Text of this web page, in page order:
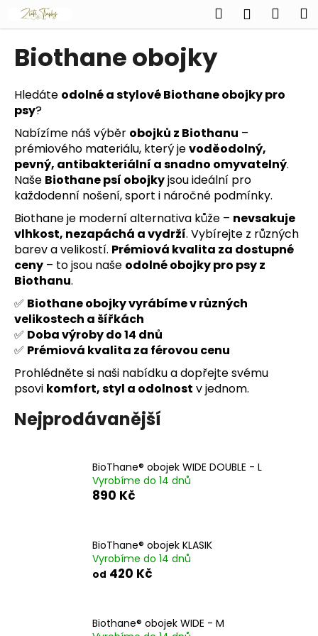
Přejít
obsah
Hledat
Biothane obojky
Hledáte odolné a stylové Biothane obojky pro
psy?
Nabízíme náš výběr obojků z Biothanu –
prémiového materiálu, který jevoděodolný,
pevný, antibakteriální a snadno omyvatelný.
Naše Biothane psí obojkyjsou ideální pro
každodenní nošení, sport i náročné podmínky.
Biothane je moderní alternativa kůže – nevsakuje
vlhkost, nezapáchá a vydrží. Vybírejte z různých
barev a velikostí. Prémiová kvalita za dostupné
ceny – to jsou naše odolné obojky pro psy z
Biothanu.
✅ Biothane obojky vyrábíme v různých
velikostech a šířkách
✅ Doba výroby do 14 dnů
✅ Prémiová kvalita za férovou cenu
Prohlédněte si naši nabídku a dopřejte svému
psovi komfort, styl a odolnost v jednom.
Nejprodávanější
BioThane® obojek WIDE DOUBLE - L
Vyrobíme do 14 dnů
890 Kč
BioThane® obojek KLASIK
Vyrobíme do 14 dnů
od 420 Kč
Biothane® obojek WIDE - M
o
o
p
o
t
ř
e
b
u
j
e
t
e
n
a
j
í
t
?
HLEDAT